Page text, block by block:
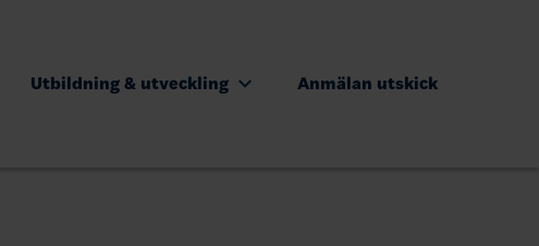
Utbildning & utveckling Anmälan utskick